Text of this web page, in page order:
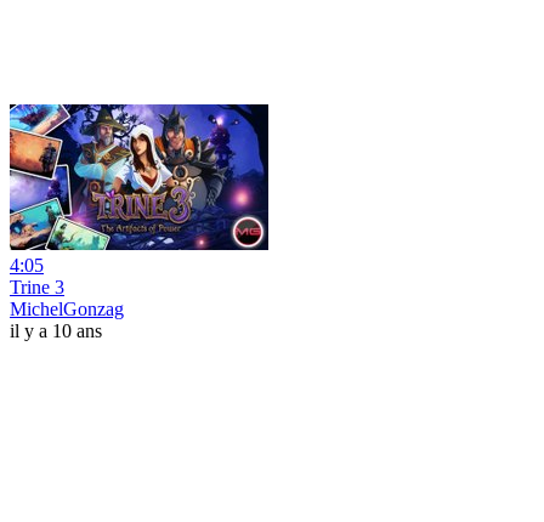
4:05
Trine 3
MichelGonzag
il y a 10 ans